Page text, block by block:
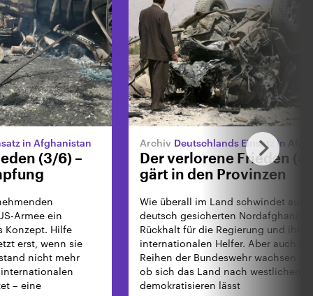
in Afghanistan
(3/6) –
Armee ein
Konzept. Hilfe
erst, wenn sie
nicht mehr
– eine
Deutschlands Einsatz in
Der verlorene Frieden (4/
gärt in den Provinzen
Wie überall im Land schwindet
deutsch gesicherten
Rückhalt für die Regierung und ihre
internationalen Helfer. Aber auch in
Reihen der Bundeswehr wachsen
ob sich das Land nach westlichem
demokratisieren lässt